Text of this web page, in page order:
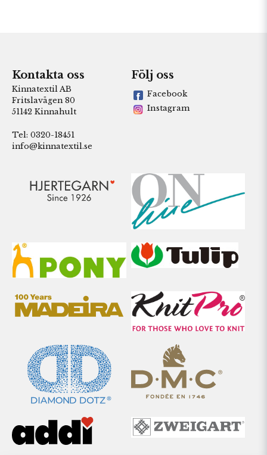
Kontakta oss
Kinnatextil AB
Fritslavägen 80
51142 Kinnahult
Tel: 0320-18451
info@kinnatextil.se
Följ oss
Facebook
Instagram